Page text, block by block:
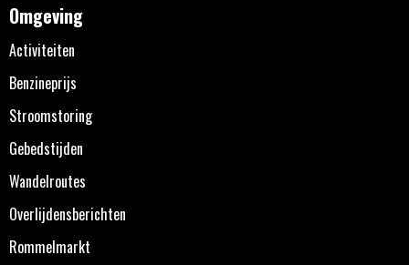
Omgeving
Activiteiten
Benzineprijs
Stroomstoring
Gebedstijden
Wandelroutes
Overlijdensberichten
Rommelmarkt